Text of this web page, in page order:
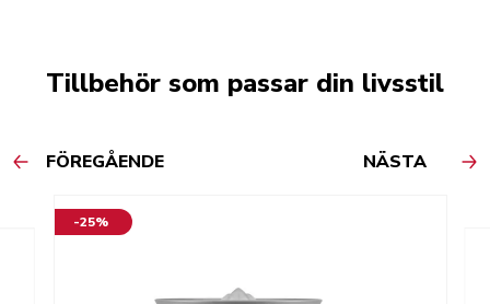
Tillbehör som passar din livsstil
FÖREGÅENDE NÄSTA
-25%